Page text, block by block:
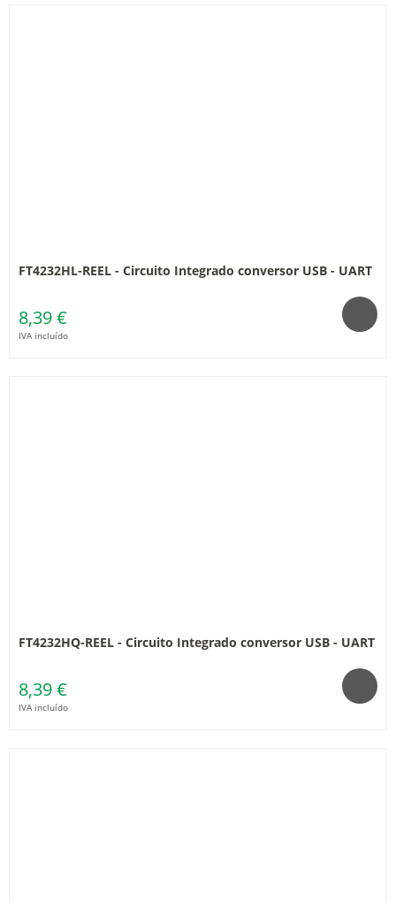
FT4232HL-REEL - Circuito Integrado conversor USB - UART
8,39 €
IVA incluído
FT4232HQ-REEL - Circuito Integrado conversor USB - UART
8,39 €
IVA incluído